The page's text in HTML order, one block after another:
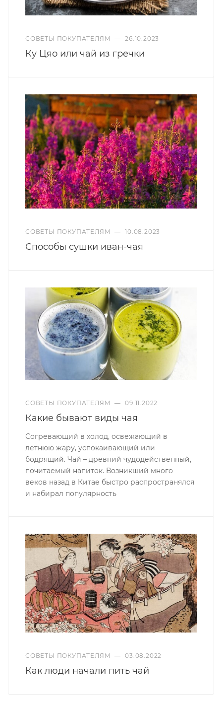
СОВЕТЫ ПОКУПАТЕЛЯМ — 26.10.2023
Ку Цяо или чай из гречки
СОВЕТЫ ПОКУПАТЕЛЯМ — 10.08.2023
Способы сушки иван-чая
СОВЕТЫ ПОКУПАТЕЛЯМ — 09.11.2022
Какие бывают виды чая
Согревающий в холод, освежающий в
летнюю жару, успокаивающий или
бодрящий. Чай – древний чудодейственный,
почитаемый напиток. Возникший много
веков назад в Китае быстро распространялся
и набирал популярность
СОВЕТЫ ПОКУПАТЕЛЯМ — 03.08.2022
Как люди начали пить чай